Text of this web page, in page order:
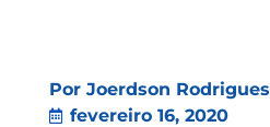
Por Joerdson Rodrigues
fevereiro 16, 2020